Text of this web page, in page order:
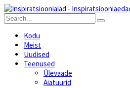
Kodu
Meist
Uudised
Teenused
Ülevaade
Aiatuurid